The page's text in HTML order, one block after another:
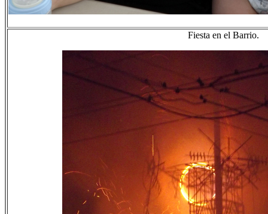
Fiesta en el Barrio.